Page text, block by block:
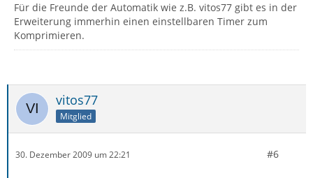
Für die Freunde der Automatik wie z.B. vitos77 gibt es in der
Erweiterung immerhin einen einstellbaren Timer zum
Komprimieren.
vitos77
Mitglied
30. Dezember 2009 um 22:21 #6